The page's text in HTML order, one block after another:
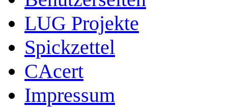
LUG Projekte
Spickzettel
CAcert
Impressum